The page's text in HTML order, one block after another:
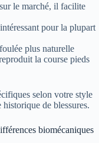
le marché, il facilite
pour la plupart
plus naturelle
la course pieds
selon votre style
de blessures.
biomécaniques